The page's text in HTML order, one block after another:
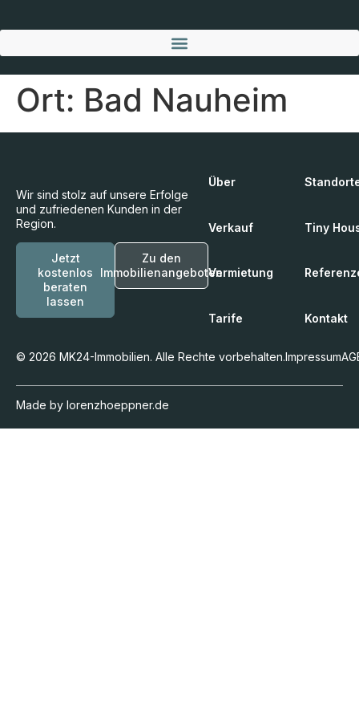
Ort: Bad Nauheim
Wir sind stolz auf unsere Erfolge
und zufriedenen Kunden in der
Region.
Jetzt
kostenlos
beraten
lassen
Zu den
Immobilienangeboten
Über
Verkauf
Vermietung
Tarife
Tiny
Kontakt
© 2026 MK24-Immobilien. Alle Rechte vorbehalten.Impressum
Made by lorenzhoeppner.de